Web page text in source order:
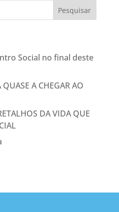
Social no final deste
A CHEGAR AO
DA VIDA QUE